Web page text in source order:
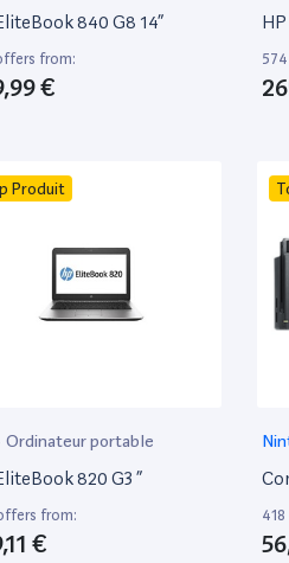
840 G8 14”
from:
€
Produit
Ordinateur portable
820 G3 ”
from:
€